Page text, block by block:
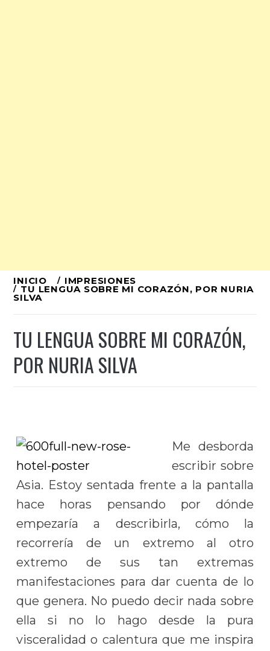
Ir
al
INICIO IMPRESIONES
TU LENGUA SOBRE MI CORAZÓN, POR NURIA
SILVA
TU LENGUA SOBRE MI CORAZÓN,
POR NURIA SILVA
Me desborda
escribir sobre
Asia. Estoy sentada frente a la pantalla
hace horas pensando por dónde
empezaría a describirla, cómo la
recorrería de un extremo al otro
extremo de sus tan extremas
manifestaciones para dar cuenta de lo
que genera. No puedo decir nada sobre
ella si no lo hago desde la pura
visceralidad o calentura que me inspira